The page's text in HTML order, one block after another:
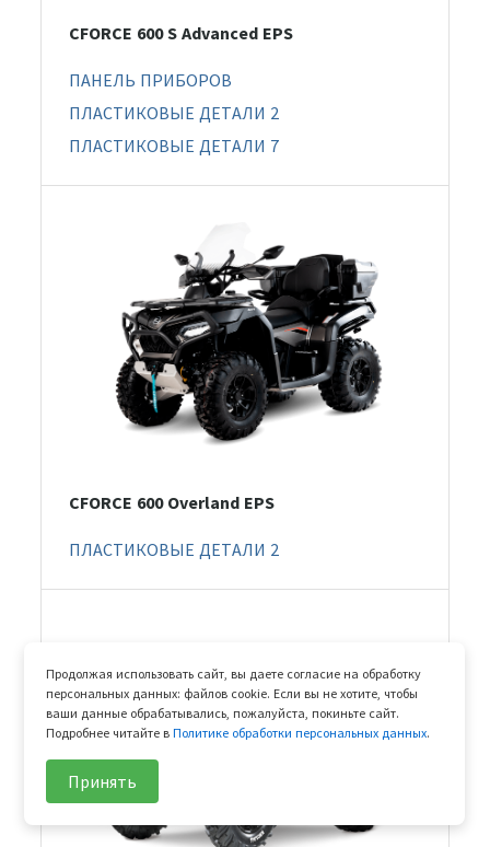
CFORCE 600 S Advanced EPS
ПАНЕЛЬ ПРИБОРОВ
ПЛАСТИКОВЫЕ ДЕТАЛИ 2
ПЛАСТИКОВЫЕ ДЕТАЛИ 7
CFORCE 600 Overland EPS
ПЛАСТИКОВЫЕ ДЕТАЛИ 2
Продолжая использовать сайт, вы даете согласие на обработку
персональных данных: файлов cookie. Если вы не хотите, чтобы
ваши данные обрабатывались, пожалуйста, покиньте сайт.
Подробнее читайте вПолитике обработки персональных данных.
Принять